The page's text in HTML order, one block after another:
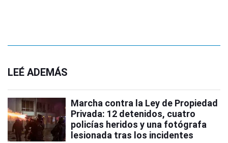
LEÉ ADEMÁS
Marcha contra la Ley de Propiedad
Privada: 12 detenidos, cuatro
policías heridos y una fotógrafa
lesionada tras los incidentes